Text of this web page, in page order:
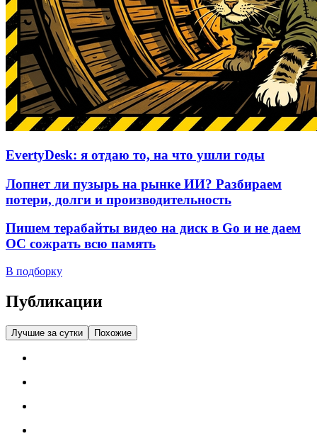
EvertyDesk: я отдаю то, на что ушли годы
Лопнет ли пузырь на рынке ИИ? Разбираем
потери, долги и производительность
Пишем терабайты видео на диск в Go и не даем
ОС сожрать всю память
В подборку
Публикации
Лучшие за сутки Похожие